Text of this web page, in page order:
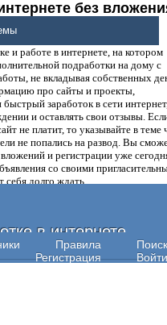
без
и работе в интернете, на котором
подработки на дому с
не вкладывая собственных
про сайты и проекты,
заработок в сети
и оставлять свои отзывы.
не платит, то указывайте в теме
не попались на развод. Вы
вложений и регистрации уже
со своими
себя долго ждать.
в интернете
Правила
Поиск
Регистрация
Войти